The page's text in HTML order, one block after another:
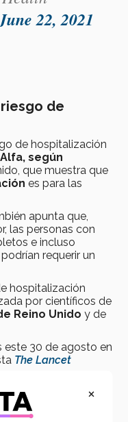
22, 2021
de
de hospitalización
según
que muestra que
es para las
apunta que,
las personas con
e incluso
requerir un
hospitalización
por científicos de
Reino Unido y de
30 de agosto en
The Lancet
×